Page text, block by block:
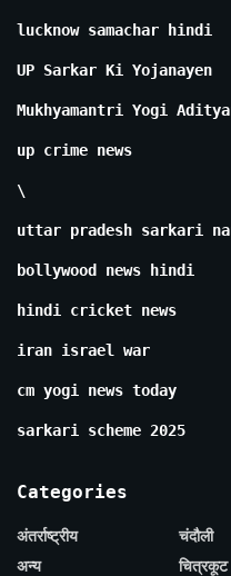
lucknow samachar hindi
UP Sarkar Ki Yojanayen
Mukhyamantri Yogi
up crime news
\
uttar pradesh sarkari
bollywood news hindi
hindi cricket news
iran israel war
cm yogi news today
sarkari scheme 2025
Categories
अंतर्राष्ट्रीय
अन्य
चंदौली
चित्रकूट